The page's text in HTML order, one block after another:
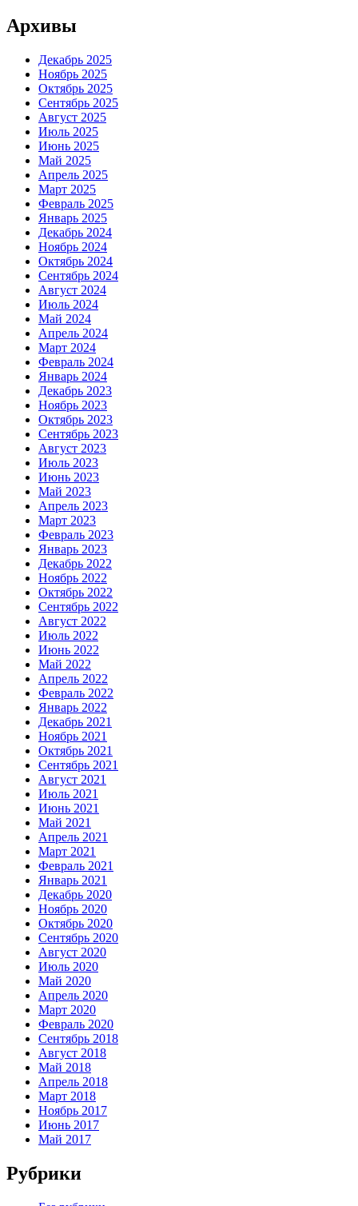
Архивы
Декабрь 2025
Ноябрь 2025
Октябрь 2025
Сентябрь 2025
Август 2025
Июль 2025
Июнь 2025
Май 2025
Апрель 2025
Март 2025
Февраль 2025
Январь 2025
Декабрь 2024
Ноябрь 2024
Октябрь 2024
Сентябрь 2024
Август 2024
Июль 2024
Май 2024
Апрель 2024
Март 2024
Февраль 2024
Январь 2024
Декабрь 2023
Ноябрь 2023
Октябрь 2023
Сентябрь 2023
Август 2023
Июль 2023
Июнь 2023
Май 2023
Апрель 2023
Март 2023
Февраль 2023
Январь 2023
Декабрь 2022
Ноябрь 2022
Октябрь 2022
Сентябрь 2022
Август 2022
Июль 2022
Июнь 2022
Май 2022
Апрель 2022
Февраль 2022
Январь 2022
Декабрь 2021
Ноябрь 2021
Октябрь 2021
Сентябрь 2021
Август 2021
Июль 2021
Июнь 2021
Май 2021
Апрель 2021
Март 2021
Февраль 2021
Январь 2021
Декабрь 2020
Ноябрь 2020
Октябрь 2020
Сентябрь 2020
Август 2020
Июль 2020
Май 2020
Апрель 2020
Март 2020
Февраль 2020
Сентябрь 2018
Август 2018
Май 2018
Апрель 2018
Март 2018
Ноябрь 2017
Июнь 2017
Май 2017
Рубрики